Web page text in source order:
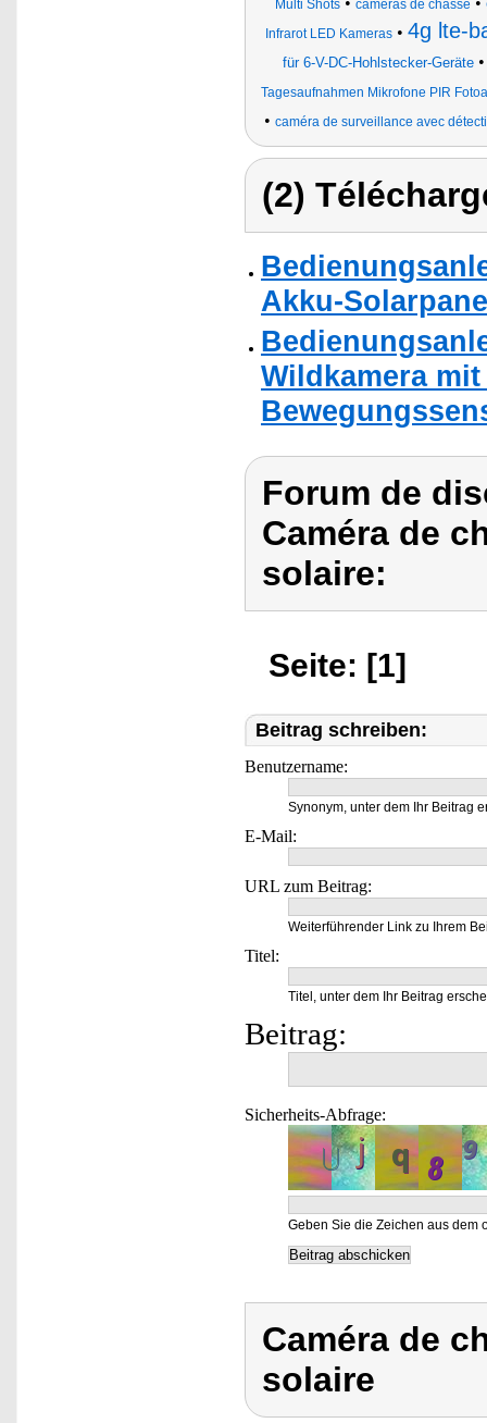
Multi Shots
caméras de chasse
Infrarot LED Kameras• 4g lte-
für 6-V-DC-Hohlstecker-Geräte
Tagesaufnahmen Mikrofone PIR
• caméra de surveillance avec
(2)
Akku-
Wildkamera
Forum de
Caméra de
solaire:
Seite: [1]
Beitrag schreiben:
Benutzername:
Synonym, unter dem Ihr Beitrag
E-Mail:
URL zum Beitrag:
Weiterführender Link zu Ihrem
Titel:
Titel, unter dem Ihr Beitrag
Beitrag:
Sicherheits-Abfrage:
Geben Sie die Zeichen aus dem
Caméra de
solaire